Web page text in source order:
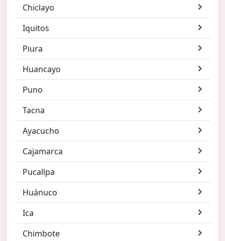
Chiclayo
Iquitos
Piura
Huancayo
Puno
Tacna
Ayacucho
Cajamarca
Pucallpa
Huánuco
Ica
Chimbote